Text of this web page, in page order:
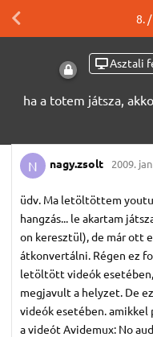
Asztali
ha a totem játsza,
8. /
N nagy.​zsolt 2009.
üdv. Ma letöltöttem
hangzás... le akartam
on keresztül), de már ott
átkonvertálni. Régen ez
letöltött videók
megjavult a helyzet. De
videók esetében. amikkel
a videót Avidemux: No